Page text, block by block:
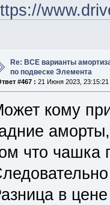
Re: ВСЕ варианты
по подвеске Элемента
#467 : 21 Июня 2023, 23:15:21
кому
что чашка
в